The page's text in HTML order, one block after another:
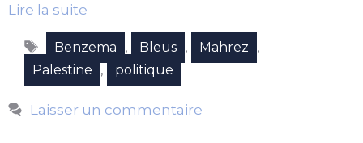
Lire la suite
Étiquettes
Benzema , Bleus , Mahrez ,
Palestine , politique
Laisser un commentaire